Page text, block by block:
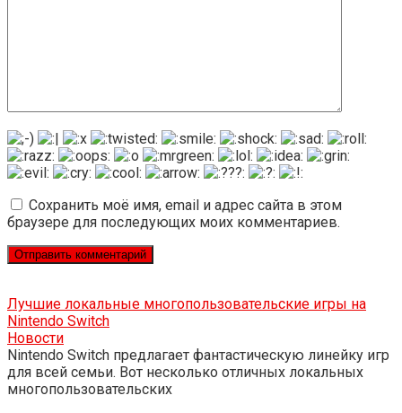
Сохранить моё имя, email и адрес сайта в этом
браузере для последующих моих комментариев.
Лучшие локальные многопользовательские игры на
Nintendo Switch
Новости
Nintendo Switch предлагает фантастическую линейку игр
для всей семьи. Вот несколько отличных локальных
многопользовательских